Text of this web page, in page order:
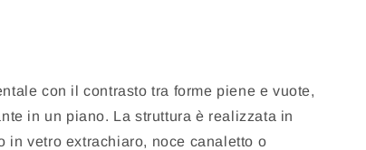
con il contrasto tra forme piene e vuote,
in un piano. La struttura è realizzata in
in vetro extrachiaro, noce canaletto o